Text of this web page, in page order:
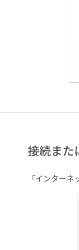
接続また
「インター